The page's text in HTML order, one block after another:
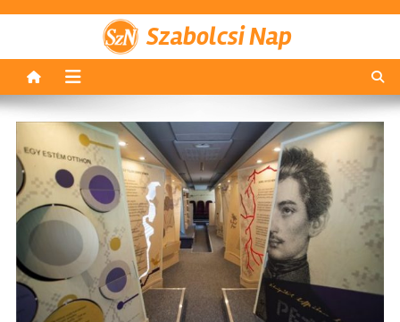
Szabolcsi Nap